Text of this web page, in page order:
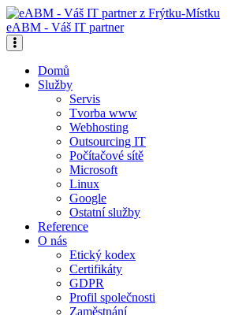
eABM - Váš IT partner
Domů
Služby
Servis
Tvorba www
Webhosting
Outsourcing IT
Počítačové sítě
Microsoft
Linux
Google
Ostatní služby
Reference
O nás
Etický kodex
Certifikáty
GDPR
Profil společnosti
Zaměstnání